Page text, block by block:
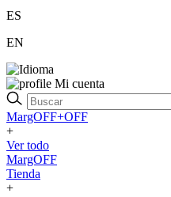
ES
EN
Mi cuenta
MargOFF+OFF
+
Ver todo
MargOFF
Tienda
+